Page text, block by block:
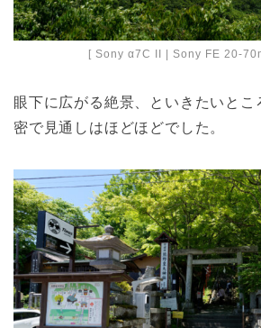
[ Sony α7C II | Sony FE 20-
眼下に広がる絶景、といきたいとこ
密で見通しはほどほどでした。